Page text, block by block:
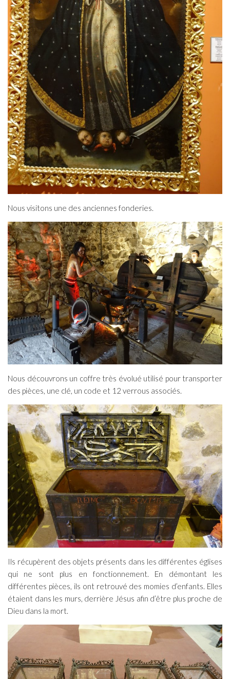
Nous visitons une des anciennes fonderies.
Nous découvrons un coffre très évolué utilisé pour transporter
des pièces, une clé, un code et 12 verrous associés.
Ils récupèrent des objets présents dans les différentes églises
qui ne sont plus en fonctionnement. En démontant les
différentes pièces, ils ont retrouvé des momies d’enfants. Elles
étaient dans les murs, derrière Jésus afin d’être plus proche de
Dieu dans la mort.